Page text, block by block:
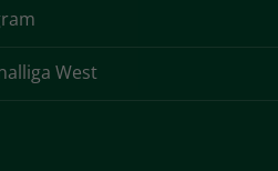
West